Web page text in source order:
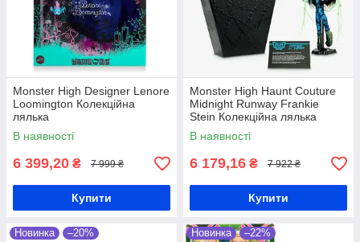
Monster High Designer Lenore
Loomington Колекційна
лялька
В наявності
6 399,20 ₴ 7 999 ₴
Купити
Monster High Haunt Couture
Midnight Runway Frankie
Stein Колекційна лялька
В наявності
6 179,16 ₴ 7 922 ₴
Купити
Новинка –20% Новинка –22%